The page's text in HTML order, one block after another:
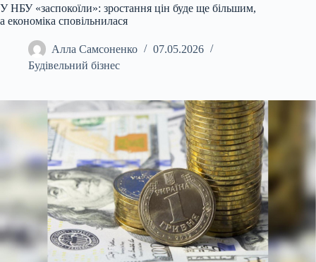
У НБУ «заспокоїли»: зростання цін буде ще більшим,
а економіка сповільнилася
Алла Самсоненко
07.05.2026
Будівельний бізнес